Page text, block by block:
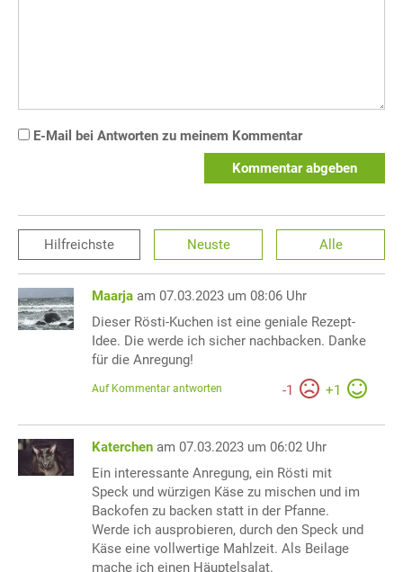
E-Mail bei Antworten zu meinem Kommentar
Kommentar abgeben
Hilfreichste Neuste Alle
Maarja am 07.03.2023 um 08:06 Uhr
Dieser Rösti-Kuchen ist eine geniale Rezept-
Idee. Die werde ich sicher nachbacken. Danke
für die Anregung!
-1 +1
Auf Kommentar antworten
Katerchen am 07.03.2023 um 06:02 Uhr
Ein interessante Anregung, ein Rösti mit
Speck und würzigen Käse zu mischen und im
Backofen zu backen statt in der Pfanne.
Werde ich ausprobieren, durch den Speck und
Käse eine vollwertige Mahlzeit. Als Beilage
mache ich einen Häuptelsalat.